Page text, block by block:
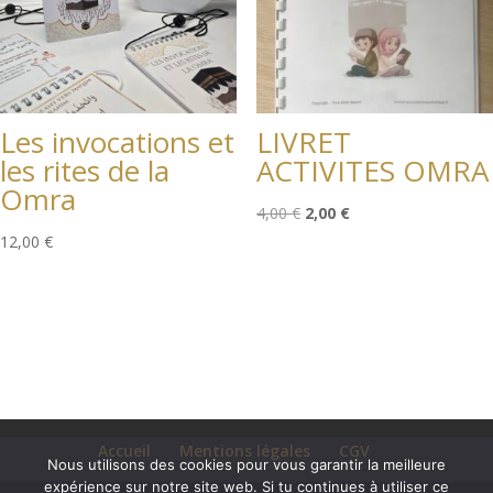
Les invocations et
les rites de la
Omra
12,00 €
LIVRET
ACTIVITES OMRA
4,00€ Le
2,00 €Le
Accueil Mentions légales CGV
Nous utilisons des cookies pour vous garantir la meilleure
expérience sur notre site web. Si tu continues à utiliser ce